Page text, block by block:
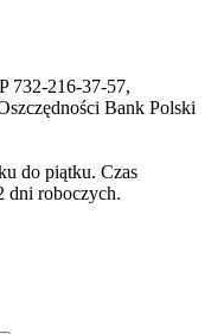
732-216-37-57,
Bank Polski
do piątku. Czas
dni roboczych.